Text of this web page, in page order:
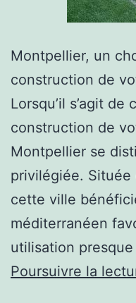
Montpellier, un
construction de
Lorsqu’il s’agit
construction de
Montpellier se
privilégiée. Située
cette ville
méditerranéen
utilisation
Poursuivre la